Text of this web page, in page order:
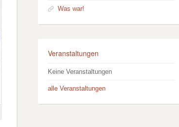
Was war!
Veranstaltungen
Keine Veranstaltungen
alle Veranstaltungen